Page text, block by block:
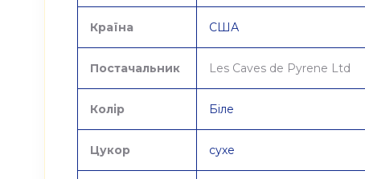
Країна США
Постачальник Les Caves de Pyrene Ltd
Колір Біле
Цукор сухе